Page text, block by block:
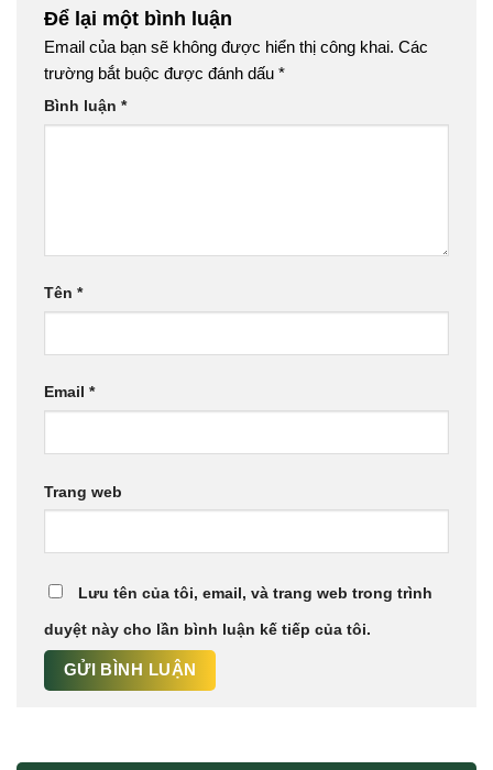
Để lại một bình luận
Email của bạn sẽ không được hiển thị công khai. Các
trường bắt buộc được đánh dấu *
Bình luận *
Tên *
Email *
Trang web
Lưu tên của tôi, email, và trang web trong trình
duyệt này cho lần bình luận kế tiếp của tôi.